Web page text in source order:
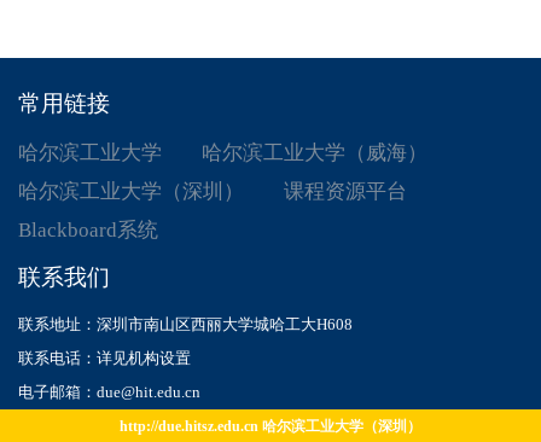
常用链接
哈尔滨工业大学
哈尔滨工业大学（威海）
哈尔滨工业大学（深圳）
课程资源平台
Blackboard系统
联系我们
联系地址：深圳市南山区西丽大学城哈工大H608
联系电话：详见机构设置
电子邮箱：due@hit.edu.cn
http://due.hitsz.edu.cn 哈尔滨工业大学（深圳）